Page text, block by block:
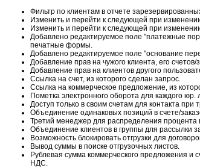
Фильтр по клиентам в отчете
Изменить и перейти к следующей при
Изменить и перейти к следующей при
Добавлено редактируемое поле "платежные
печатные формы.
Добавлено редактируемое поле "основание
Добавление прав на чужого клиента, его
Добавление прав на клиентов другого
Ссылка на счет, из которого сделан запрос.
Ссылка на коммерческое предложение, из
Пометка электронного оборота для каждого юр.
Доступ только в своим счетам для контакта при
Объединение одинаковых позиций в счете/
Третий менеджер для распределения процента
Объединение клиентов в группы для рассылки
Возможность блокировать отгрузки для
Вывод суммы в поиске отгрузочных листов.
Рублевая сумма коммерческого предложения и
НДС.